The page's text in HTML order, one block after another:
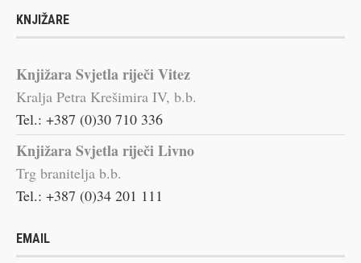
KNJIŽARE
Knjižara Svjetla riječi Vitez
Kralja Petra Krešimira IV, b.b.
Tel.: +387 (0)30 710 336
Knjižara Svjetla riječi Livno
Trg branitelja b.b.
Tel.: +387 (0)34 201 111
EMAIL